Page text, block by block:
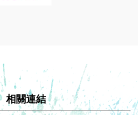
相關連結